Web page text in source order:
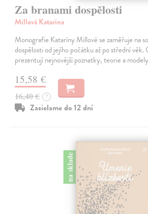
Za branami dospělosti
Millová Katarína
Monografie Kataríny Millové se zaměřuje na
dospělosti od jejího počátku až po střední
prezentují nejnovější poznatky, teorie a
15,58 €
16,40 € ?
Zasielame do 12 dní
na sklade